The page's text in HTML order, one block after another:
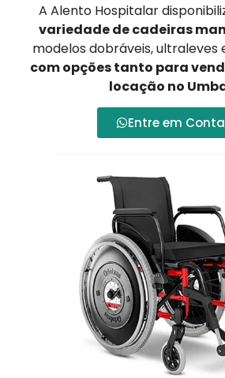
A Alento Hospitalar
variedade de cadeiras
modelos dobráveis, ultraleves
com opções tanto para
locação no
Entre em